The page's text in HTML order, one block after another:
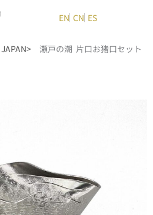
EN CN ES
> 瀬戸の潮 片口お猪口セット